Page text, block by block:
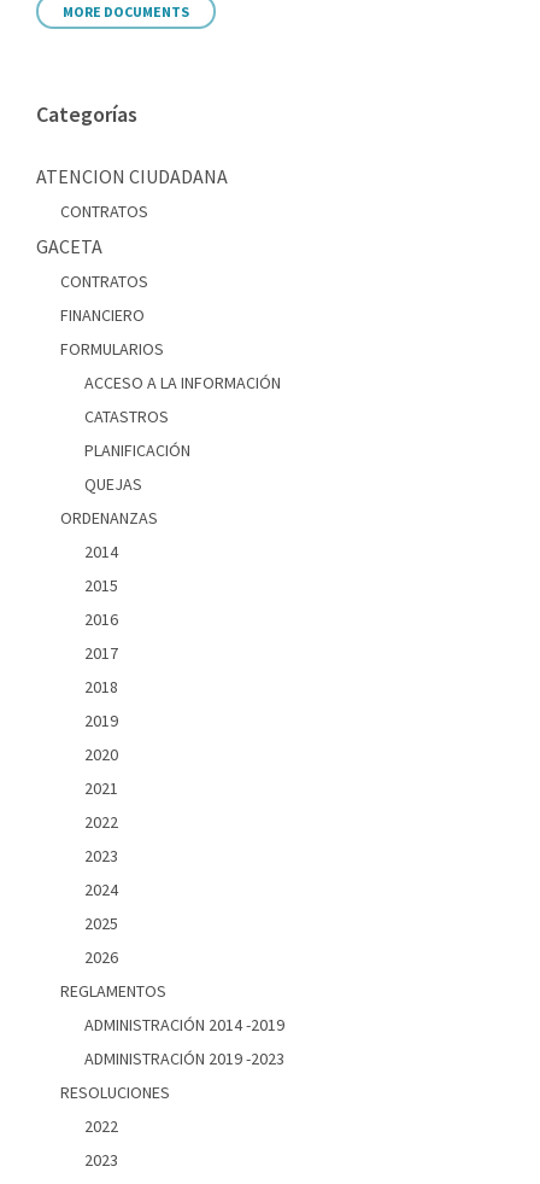
MORE DOCUMENTS
Categorías
ATENCION CIUDADANA
CONTRATOS
GACETA
CONTRATOS
FINANCIERO
FORMULARIOS
ACCESO A LA INFORMACIÓN
CATASTROS
PLANIFICACIÓN
QUEJAS
ORDENANZAS
2014
2015
2016
2017
2018
2019
2020
2021
2022
2023
2024
2025
2026
REGLAMENTOS
ADMINISTRACIÓN 2014 -2019
ADMINISTRACIÓN 2019 -2023
RESOLUCIONES
2022
2023